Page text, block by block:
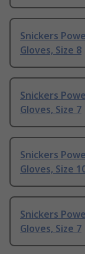
Snickers
Gloves, Size 8
Snickers
Gloves, Size 7
Snickers
Gloves, Size
Snickers
Gloves, Size 7